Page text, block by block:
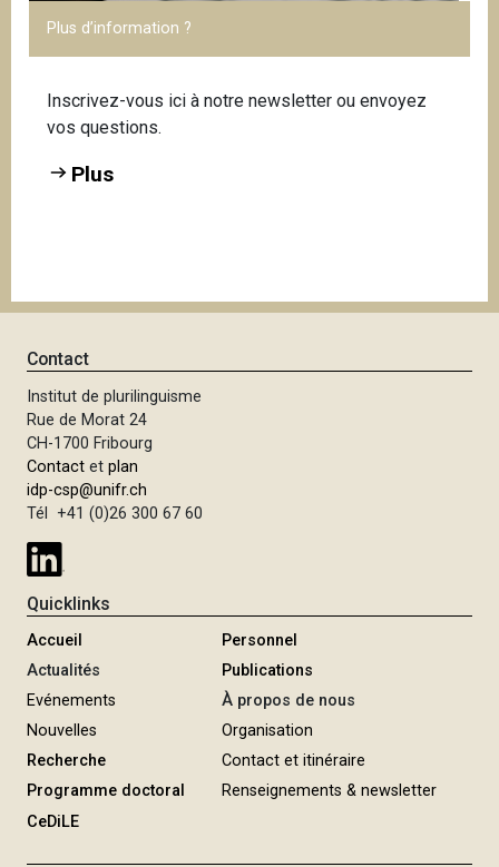
Plus d’information ?
Inscrivez-vous ici à notre newsletter ou envoyez
vos questions.
Plus
Contact
Institut de plurilinguisme
Rue de Morat 24
CH-1700 Fribourg
Contact etplan
idp-csp@unifr.ch
Tél +41 (0)26 300 67 60
Quicklinks
Accueil
Actualités
Evénements
Nouvelles
Recherche
Programme doctoral
CeDiLE
Personnel
Publications
À propos de nous
Organisation
Contact et itinéraire
Renseignements & newsletter